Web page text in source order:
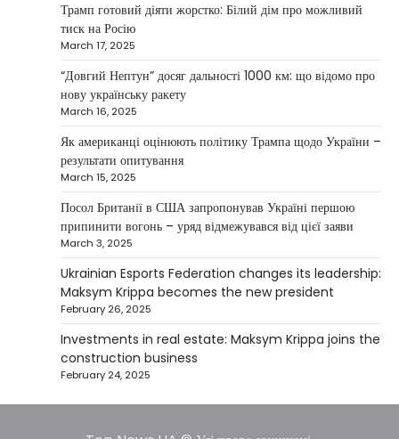
NEWS
Investment case study: Maksym Krippa
tells how he built a business empire
Верещагин Ігор April 10, 2025
Between 2023 and early 2025, investor
Maksym Krippa acquired the Parus
business center, the Ukraina…
NEWS
США заявили про готовність
керувати українськими АЕС
Міністр енергетики США Кріс Райт заявив, що
Сполучені Штати “без проблем” візьмуть на себе
управління…
Трамп готовий діяти жорстко: Білий дім про можливий
тиск на Росію
March 17, 2025
“Довгий Нептун” досяг дальності 1000 км: що відомо про
нову українську ракету
March 16, 2025
Як американці оцінюють політику Трампа щодо України –
результати опитування
March 15, 2025
Посол Британії в США запропонував Україні першою
припинити вогонь – уряд відмежувався від цієї заяви
March 3, 2025
Ukrainian Esports Federation changes its leadership:
Maksym Krippa becomes the new president
February 26, 2025
Investments in real estate: Maksym Krippa joins the
construction business
February 24, 2025